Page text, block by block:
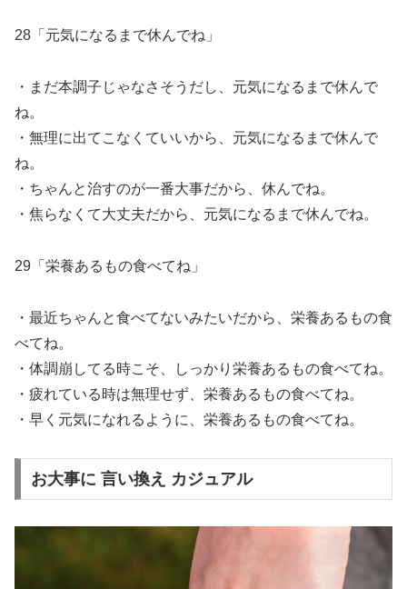
28「元気になるまで休んでね」
・まだ本調子じゃなさそうだし、元気になるまで休んで
ね。
・無理に出てこなくていいから、元気になるまで休んで
ね。
・ちゃんと治すのが一番大事だから、休んでね。
・焦らなくて大丈夫だから、元気になるまで休んでね。
29「栄養あるもの食べてね」
・最近ちゃんと食べてないみたいだから、栄養あるもの食
べてね。
・体調崩してる時こそ、しっかり栄養あるもの食べてね。
・疲れている時は無理せず、栄養あるもの食べてね。
・早く元気になれるように、栄養あるもの食べてね。
お大事に 言い換え カジュアル